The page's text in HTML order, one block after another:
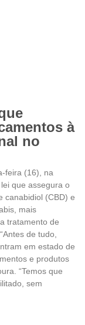
à
no
feira (16), na
que assegura o
canabidiol (CBD) e
mais
tratamento de
de tudo,
em estado de
e produtos
“Temos que
sem